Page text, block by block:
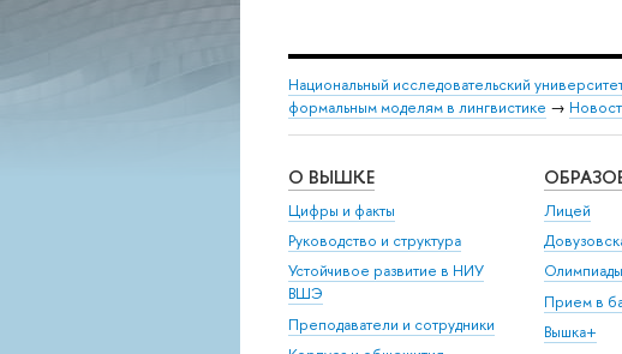
Национальный исследовательский
формальным моделям в лингвистике →
О ВЫШКЕ
Цифры и факты
Руководство и структура
Устойчивое развитие в НИУ
ВШЭ
Преподаватели и сотрудники
Лицей
Олимпиады
Прием в
Вышка+